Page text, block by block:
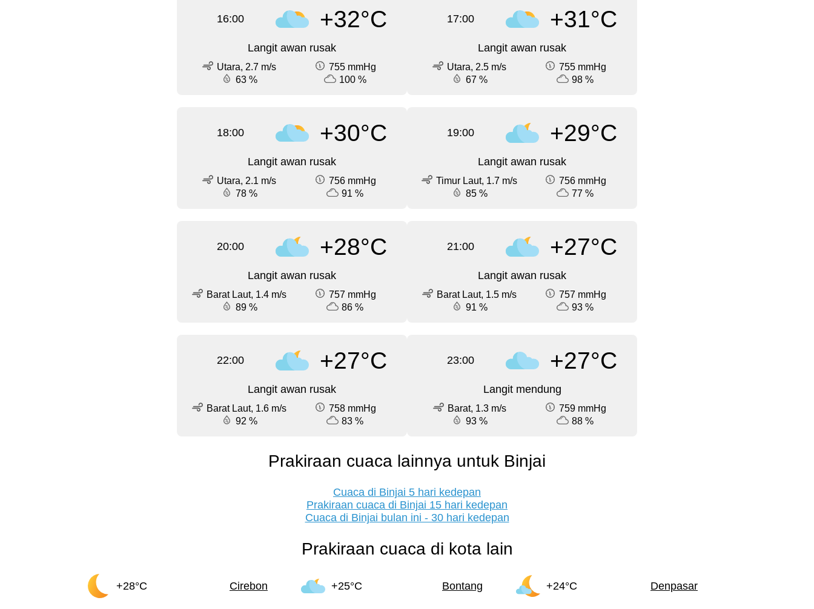
16:00 +32°C
Langit awan rusak
Utara, 2.7 m/s
755 mmHg
63 %
100 %
17:00 +31°C
Langit awan rusak
Utara, 2.5 m/s
755 mmHg
67 %
98 %
18:00 +30°C
Langit awan rusak
Utara, 2.1 m/s
756 mmHg
78 %
91 %
19:00 +29°C
Langit awan rusak
Timur Laut, 1.7 m/s
756 mmHg
85 %
77 %
20:00 +28°C
Langit awan rusak
Barat Laut, 1.4 m/s
757 mmHg
89 %
86 %
21:00 +27°C
Langit awan rusak
Barat Laut, 1.5 m/s
757 mmHg
91 %
93 %
22:00 +27°C
Langit awan rusak
Barat Laut, 1.6 m/s
758 mmHg
92 %
83 %
23:00 +27°C
Langit mendung
Barat, 1.3 m/s
759 mmHg
93 %
88 %
Prakiraan cuaca lainnya untuk Binjai
Cuaca di Binjai 5 hari kedepan
Prakiraan cuaca di Binjai 15 hari kedepan
Cuaca di Binjai bulan ini - 30 hari kedepan
Prakiraan cuaca di kota lain
+28°C Cirebon +25°C Bontang +24°C Denpasar